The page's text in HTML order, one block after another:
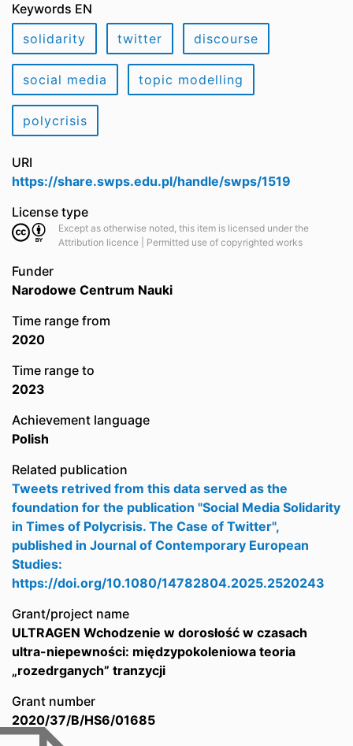
Keywords EN
solidarity
twitter discourse
social media topic modelling
polycrisis
URI
https://share.swps.edu.pl/handle/swps/1519
License type
Except as otherwise noted, this item is licensed under the
Attribution licence | Permitted use of copyrighted works
Funder
Narodowe Centrum Nauki
Time range from
2020
Time range to
2023
Achievement language
Polish
Related publication
Tweets retrived from this data served as the
foundation for the publication "Social Media Solidarity
in Times of Polycrisis. The Case of Twitter",
published in Journal of Contemporary European
Studies:
https://doi.org/10.1080/14782804.2025.2520243
Grant/project name
ULTRAGEN Wchodzenie w dorosłość w czasach
ultra-niepewności: międzypokoleniowa teoria
„rozedrganych” tranzycji
Grant number
2020/37/B/HS6/01685